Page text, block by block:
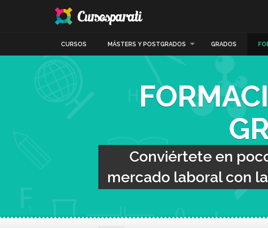
CURSOS MÁSTERS Y POSTGRADOS GRADOS
Conviértete en
mercado laboral con